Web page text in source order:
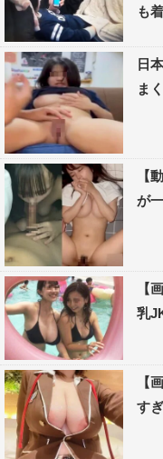
も
日
ま
【
が
【
乳
【
す